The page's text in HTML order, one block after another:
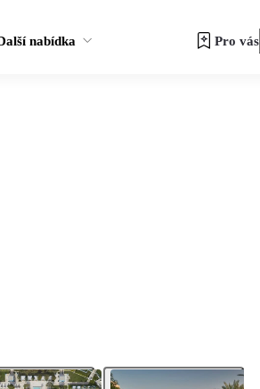
nabídka Pro vás